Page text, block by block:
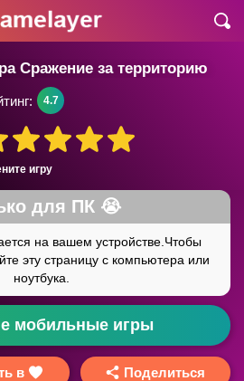
Сражение за территорию
игру
4.7
мобильные игры
в Поделиться